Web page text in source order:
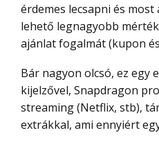
érdemes lecsapni és most
lehető legnagyobb
ajánlat fogalmát (kupon
Bár nagyon olcsó, ez egy egészen jó tablet nagy
kijelzővel, Snapdragon
streaming (Netflix, stb),
extrákkal, ami ennyiért